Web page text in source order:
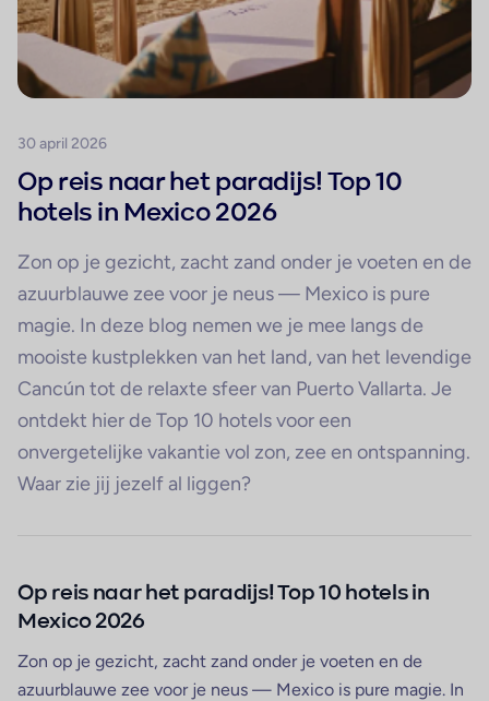
30 april 2026
Op reis naar het paradijs! Top 10
hotels in Mexico 2026
Zon op je gezicht, zacht zand onder je voeten en de
azuurblauwe zee voor je neus — Mexico is pure
magie. In deze blog nemen we je mee langs de
mooiste kustplekken van het land, van het levendige
Cancún tot de relaxte sfeer van Puerto Vallarta. Je
ontdekt hier de Top 10 hotels voor een
onvergetelijke vakantie vol zon, zee en ontspanning.
Waar zie jij jezelf al liggen?
Op reis naar het paradijs! Top 10 hotels in
Mexico 2026
Zon op je gezicht, zacht zand onder je voeten en de
azuurblauwe zee voor je neus — Mexico is pure magie. In